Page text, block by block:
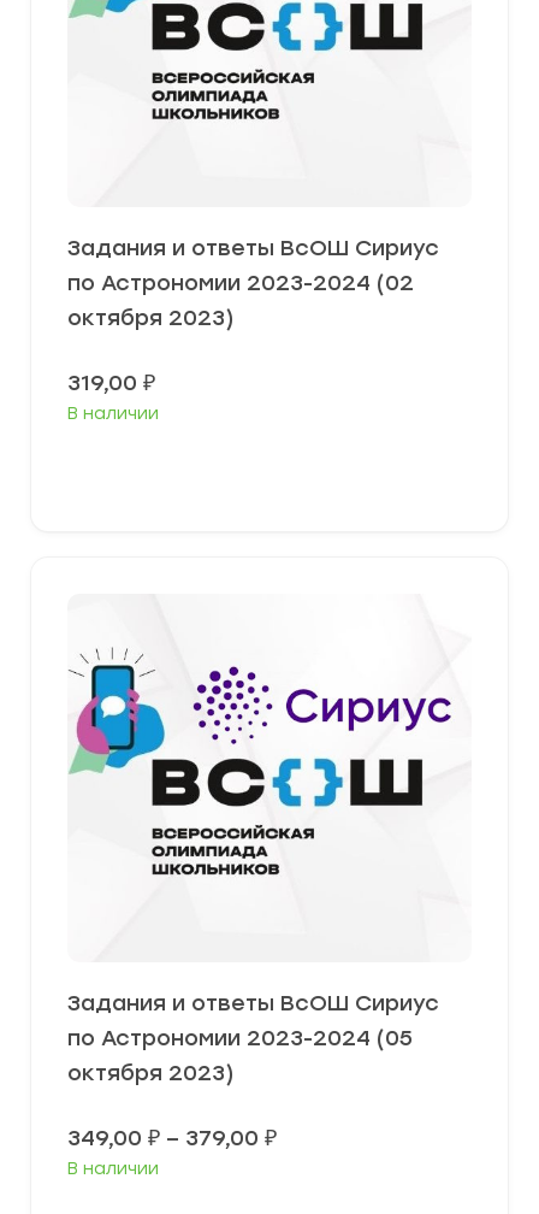
Задания и ответы ВсОШ Сириус
по Астрономии 2023-2024 (02
октября 2023)
319,00 ₽
В наличии
Задания и ответы ВсОШ Сириус
по Астрономии 2023-2024 (05
октября 2023)
349,00 ₽ – 379,00 ₽Диапазон
В наличии